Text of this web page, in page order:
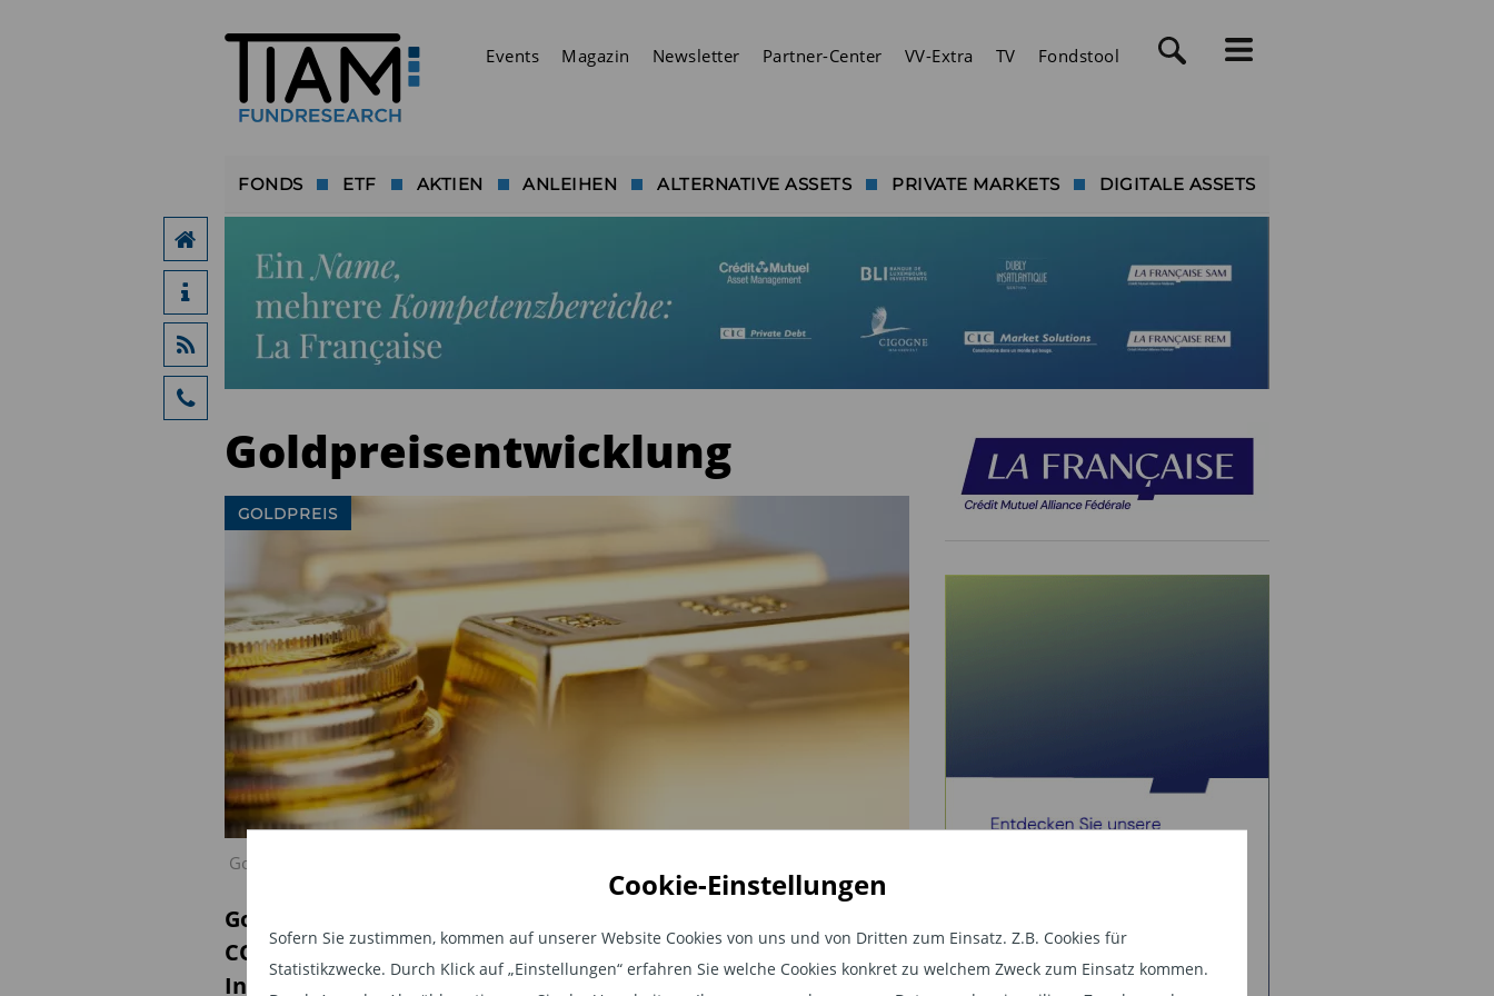
Cookie-Einstellungen
Sofern Sie zustimmen, kommen auf unserer Website Cookies von uns und von Dritten zum Einsatz. Z.B. Cookies für
Statistikzwecke. Durch Klick auf „Einstellungen“ erfahren Sie welche Cookies konkret zu welchem Zweck zum Einsatz kommen.
Events Magazin Newsletter Partner-Center VV-Extra TV Fondstool
FONDS ETF AKTIEN ANLEIHEN ALTERNATIVE ASSETS PRIVATE MARKETS DIGITALE ASSETS
Goldpreisentwicklung
Goldpreisentwicklung
GOLDPREIS
Gold, oft als „Währung“ betrachtet, profitierte seit der
COVID-Krise von den hohen Haushaltsdefiziten in den
Industrieländern. Eine äußerst expansive Fiskalpolitik führte